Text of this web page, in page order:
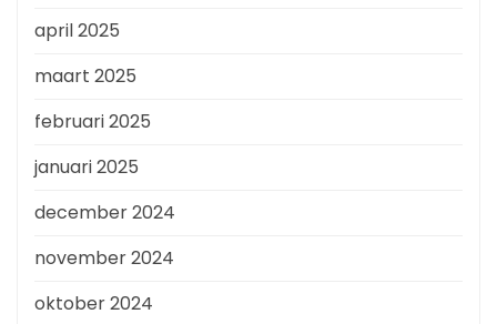
april 2025
maart 2025
februari 2025
januari 2025
december 2024
november 2024
oktober 2024